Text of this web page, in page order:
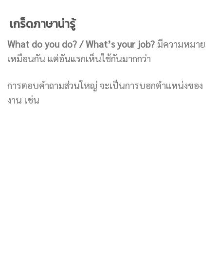
เกร็ดภาษาน่ารู้
What do you do? / What’s your job? มีความหมาย
เหมือนกัน แต่อันแรกเห็นใช้กันมากกว่า
การตอบคำถามส่วนใหญ่ จะเป็นการบอกตำแหน่งของ
งาน เช่น